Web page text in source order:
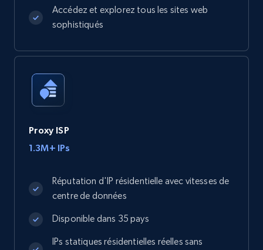
Accédez et explorez tous les sites web
sophistiqués
Proxy ISP
1.3M+ IPs
Réputation d'IP résidentielle avec vitesses de
centre de données
Disponible dans 35 pays
IPs statiques résidentielles réelles sans